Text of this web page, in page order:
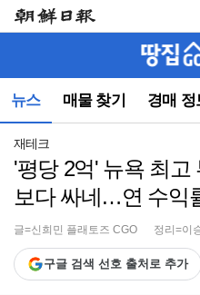
뉴스 매물 찾기 경매 정
뉴
(컨
재테크
'평당 2억' 뉴욕 최
보다 싸네…연 수익
글=신희민 플래토즈 CGO 정리=이
구글 검색 선호 출처로 추가